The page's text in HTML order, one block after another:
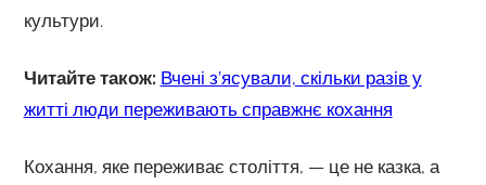
культури.
Читайте також: Вчені з’ясували, скільки разів у
житті люди переживають справжнє кохання
Кохання, яке переживає століття, — це не казка, а